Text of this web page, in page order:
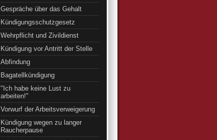
Gespräche über das Gehalt
Kündigungsschutzgesetz
Wehrpflicht und Zivildienst
Kündigung vor Antritt der Stelle
Abfindung
Bagatellkündigung
"Ich habe keine Lust zu
arbeiten!"
Vorwurf der Arbeitsverweigerung
Kündigung wegen zu langer
Raucherpause